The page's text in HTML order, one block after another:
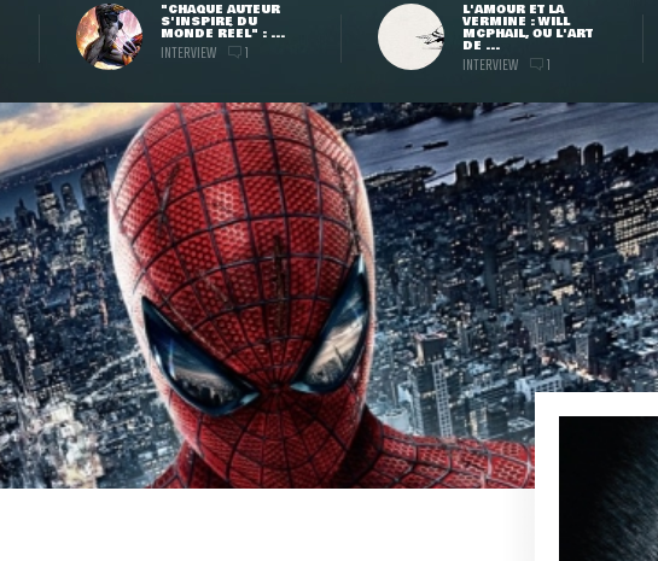
"CHAQUE AUTEUR
S'INSPIRE DU
MONDE RÉEL" : ...
INTERVIEW 1
L'AMOUR ET LA
VERMINE : WILL
MCPHAIL, OU L'ART
DE ...
INTERVIEW 1